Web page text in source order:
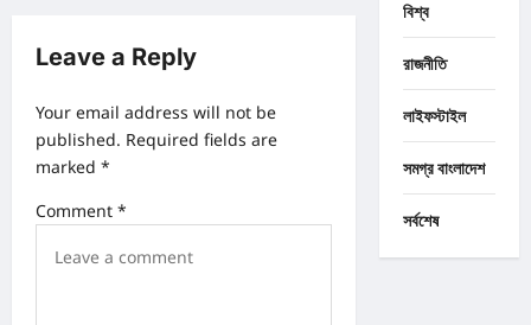
a
i
g
t
Leave a Reply
Your email address will not be
published. Required fields are
marked *
Comment *
বিশ্ব
রাজনীতি
লাইফস্টাইল
সমগ্র বাংলাদেশ
সর্বশেষ